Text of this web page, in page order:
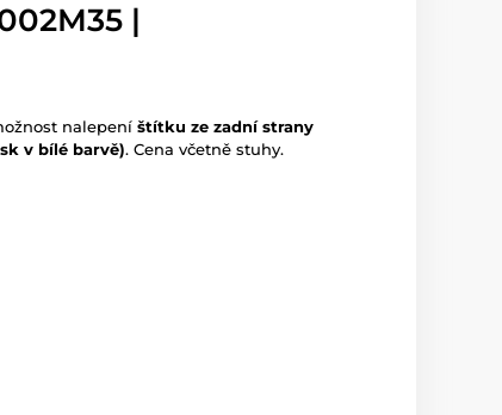
|
nalepení štítku ze zadní strany
v bílé barvě). Cena včetně stuhy.